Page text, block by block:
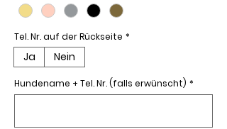
Tel. Nr. auf der Rückseite *
Ja Nein
Hundename + Tel. Nr. (falls erwünscht) *